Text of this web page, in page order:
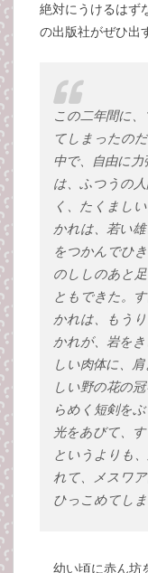
絶対にうけるはず
の出版社がぜひ出
この二年間に
てしまったの
中で、自由に
は、ふつうの
く、たくまし
かれは、若い
をつかんでひ
のししのあと
ともできた。
かれは、もう
かれが、岩を
しい肉体に、
しい野の花の
らめく短剣を
光をあびて、
というよりも
れて、メスワ
ひっこめてしま
幼い頃に赤ん坊